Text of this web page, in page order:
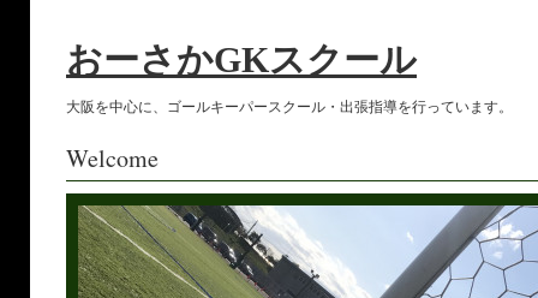
おーさかGKスクール
大阪を中心に、ゴールキーパースクール・出張指導を行っています。
Welcome